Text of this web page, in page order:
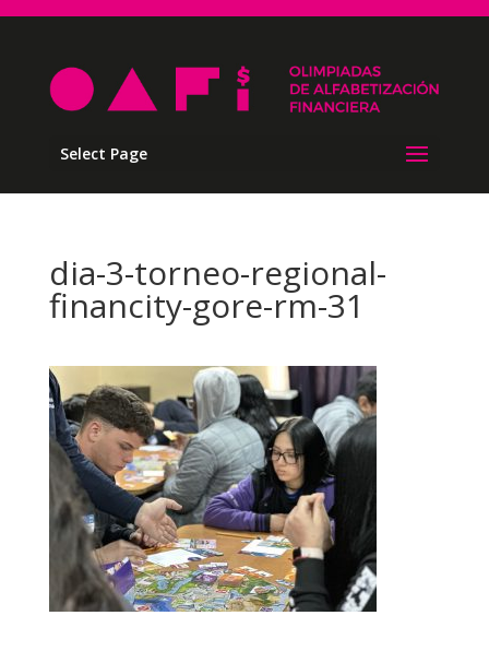
Select Page
dia-3-torneo-regional-
financity-gore-rm-31